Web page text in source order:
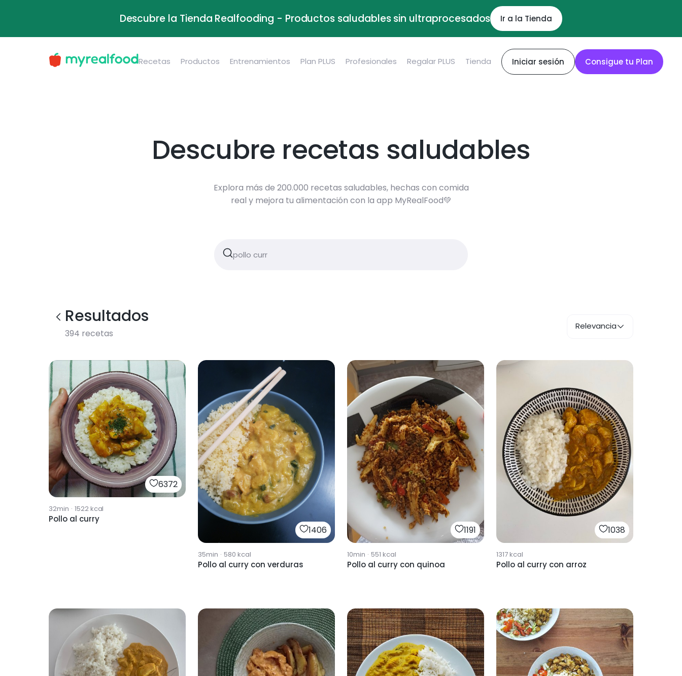
Descubre la Tienda Realfooding - Productos saludables sin ultraprocesados Ir a la Tienda
Recetas Productos Entrenamientos Plan PLUS Profesionales Regalar PLUS Tienda Iniciar sesión Consigue tu Plan
Descubre recetas saludables
Explora más de 200.000 recetas saludables, hechas con comida
real y mejora tu alimentación con la app MyRealFood💚
Resultados
394 recetas
Relevancia
6372
32min · 1522kcal
Pollo al curry
1406
35min · 580 kcal
Pollo al curry con verduras
1191
10min · 551 kcal
Pollo al curry con quinoa
1038
1317kcal
Pollo al curry con arroz